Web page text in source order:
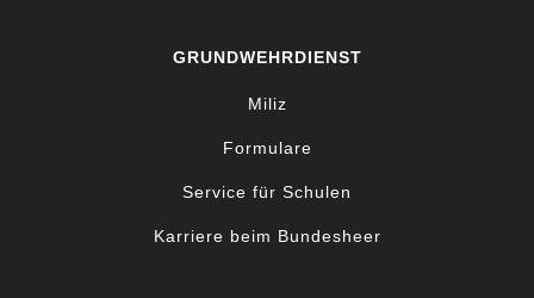
GRUNDWEHRDIENST
Miliz
Formulare
Service für Schulen
Karriere beim Bundesheer